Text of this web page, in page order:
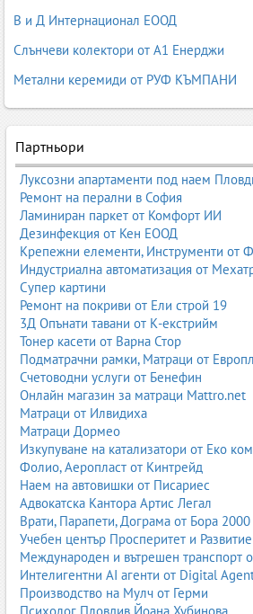
Категорията „Пясъкоструене“ в
пясъкоструене, индустриално
метал, бетон, дърво, фасади, автомобили
Пясъкоструенето е процес, при който
(пясък, корунд, стъклени перли, сода и
въздушна струя под високо налягане и
повърхността. Така се премахват
оксиди и се постига желаната текстура.
Основните цели на пясъкоструенето са:
Почистване– премахване на
замърсявания;
Грапавене– подготовка за
Полиране– при използване на
Реставрация– възстановяване на
Матово покритие– декоративни
метал.
Основни видове пясъкоструене
В зависимост от материала,
различни техники.
1. Сухо пясъкоструене
Най-разпространеният метод. Използва
камък, дърво и други твърди повърхности.
2. Мокро пясъкоструене
Комбинира абразив и вода. Намалява
фасади, бетон и деликатни повърхности.
В и Д Интернационал ЕООД
Слънчеви колектори от А1 Енерджи
Метални керемиди от РУФ КЪМПАНИ
Партньори
Луксозни апартаменти под наем
Ремонт на перални в София
Ламиниран паркет от Комфорт ИИ
Дезинфекция от Кен ЕООД
Крепежни елементи, Инструменти от
Индустриална автоматизация от
Супер картини
Ремонт на покриви от Ели строй 19
3Д Опънати тавани от К-екстрийм
Тонер касети от Варна Стор
Подматрачни рамки, Матраци от
Счетоводни услуги от Бенефин
Онлайн магазин за матраци Mattro.net
Матраци от Илвидиха
Матраци Дормео
Изкупуване на катализатори от Еко
Фолио, Аеропласт от Кинтрейд
Наем на автовишки от Писариес
Адвокатска Кантора Артис Легал
Врати, Парапети, Дограма от Бора 2000
Учебен център Просперитет и Развитие
Международен и вътрешен транспорт
Интелигентни AI агенти от Digital
Производство на Мулч от Герми